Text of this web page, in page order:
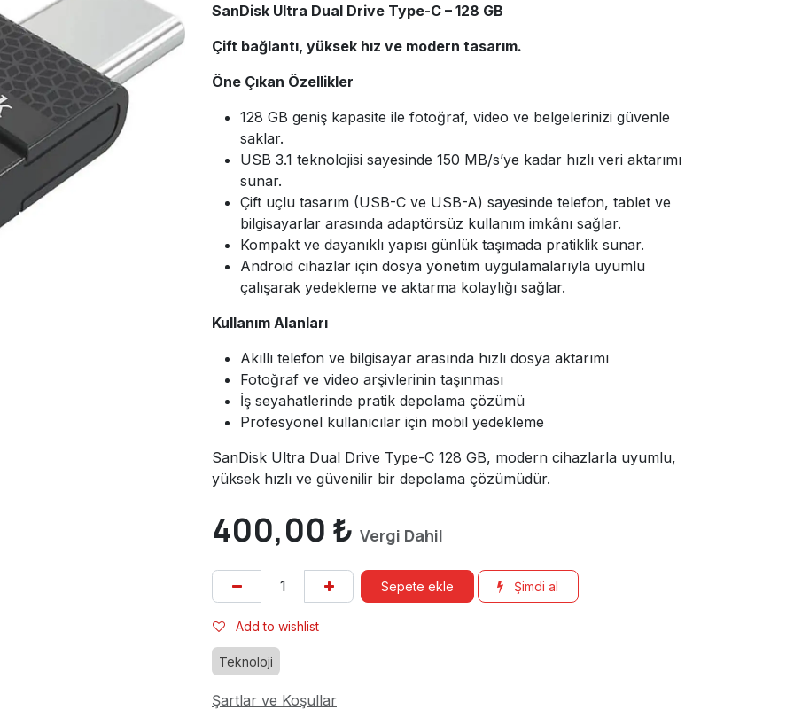
SanDisk Ultra Dual Drive Type-C – 128 GB
Çift bağlantı, yüksek hız ve modern tasarım.
Öne Çıkan Özellikler
128 GB geniş kapasite ile fotoğraf, video ve belgelerinizi güvenle
saklar.
USB 3.1 teknolojisi sayesinde 150 MB/s’ye kadar hızlı veri aktarımı
sunar.
Çift uçlu tasarım (USB-C ve USB-A) sayesinde telefon, tablet ve
bilgisayarlar arasında adaptörsüz kullanım imkânı sağlar.
Kompakt ve dayanıklı yapısı günlük taşımada pratiklik sunar.
Android cihazlar için dosya yönetim uygulamalarıyla uyumlu
çalışarak yedekleme ve aktarma kolaylığı sağlar.
Kullanım Alanları
Akıllı telefon ve bilgisayar arasında hızlı dosya aktarımı
Fotoğraf ve video arşivlerinin taşınması
İş seyahatlerinde pratik depolama çözümü
Profesyonel kullanıcılar için mobil yedekleme
SanDisk Ultra Dual Drive Type-C 128 GB, modern cihazlarla uyumlu,
yüksek hızlı ve güvenilir bir depolama çözümüdür.
400,00 ₺ Vergi Dahil
Sepete ekle Şimdi al
Add to wishlist
Teknoloji
Şartlar ve Koşullar